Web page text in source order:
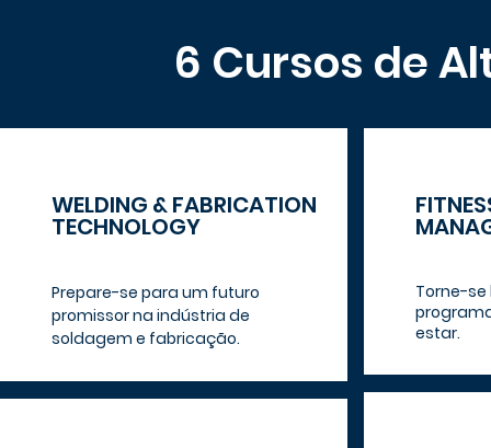
6 Cursos de
WELDING & FABRICATION
TECHNOLOGY
Prepare-se para um futuro
promissor na indústria de
soldagem e fabricação.
Torne-
estar.